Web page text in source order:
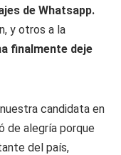
de Whatsapp.
y otros a la
finalmente deje
candidata en
de alegría porque
del país,